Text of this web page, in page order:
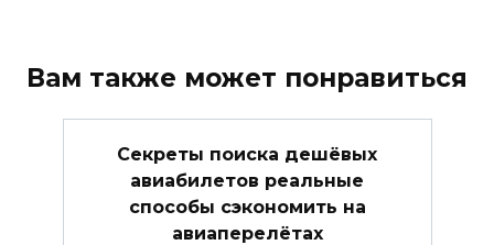
Вам также может понравиться
Секреты поиска дешёвых
авиабилетов реальные
способы сэкономить на
авиаперелётах